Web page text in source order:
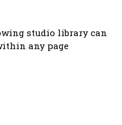
studio library can
any page